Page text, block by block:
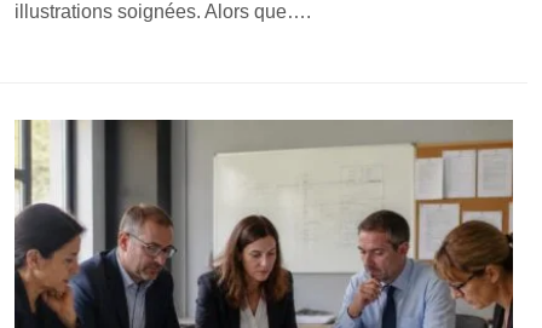
illustrations soignées. Alors que….